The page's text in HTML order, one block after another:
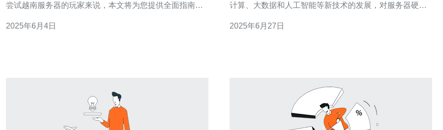
尝试越南服务器的玩家来说，本文将为您提供全面指南，
Pubg游戏中的一个服务器选项，具有以下特点： 地理位
2025年6月4日
计算、大数据和人工智能等新技术的发展，对服务器硬件
国际服务器硬件厂商的关注和投资。 1. 云计算需求增长：
2025年6月27日